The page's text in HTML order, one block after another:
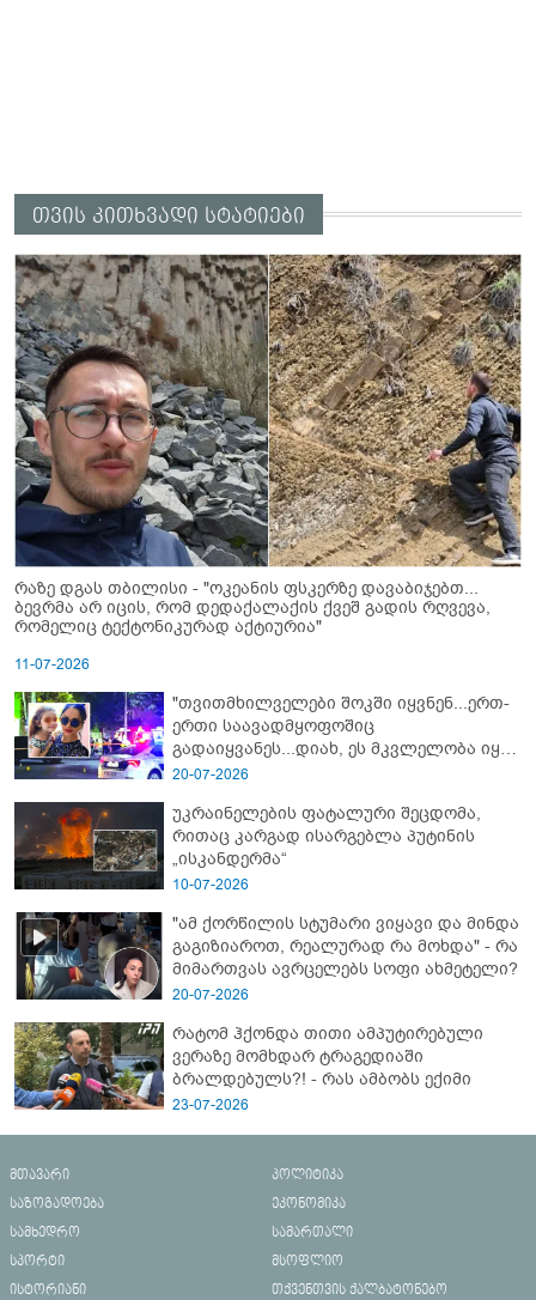
თვის კითხვადი სტატიები
რაზე დგას თბილისი - "ოკეანის ფსკერზე დავაბიჯებთ...
ბევრმა არ იცის, რომ დედაქალაქის ქვეშ გადის რღვევა,
რომელიც ტექტონიკურად აქტიურია"
11-07-2026
"თვითმხილველები შოკში იყვნენ...ერთ-
ერთი საავადმყოფოშიც
გადაიყვანეს...დიახ, ეს მკვლელობა იყო"
- გორში დატრიალებული ტრაგედიის
20-07-2026
უკრაინელების ფატალური შეცდომა,
რითაც კარგად ისარგებლა პუტინის
„ისკანდერმა“
10-07-2026
"ამ ქორწილის სტუმარი ვიყავი და მინდა
გაგიზიაროთ, რეალურად რა მოხდა" - რა
მიმართვას ავრცელებს სოფი ახმეტელი?
20-07-2026
რატომ ჰქონდა თითი ამპუტირებული
ვერაზე მომხდარ ტრაგედიაში
ბრალდებულს?! - რას ამბობს ექიმი
23-07-2026
მთავარი
პოლიტიკა
საზოგადოება
ეკონომიკა
სამხედრო
სამართალი
სპორტი
მსოფლიო
ისტორიანი
თქვენთვის ქალბატონებო